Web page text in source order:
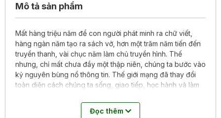
Mô tả sản phẩm
Mất hàng triệu năm để con người phát minh ra chữ viết,
hàng ngàn năm tạo ra sách vở, hơn một trăm năm tiến đến
truyền thanh, vài chục năm làm chủ truyền hình. Thế
nhưng, chỉ mất chưa đầy một thập niên, chúng ta bước vào
kỷ nguyên bùng nổ thông tin. Thế giới mạng đã thay đổi
toàn diện cách chúng ta sống, giao tiếp, học hành và làm
Sống ảo, ảo bao nhiêu cho vừa?là bức tranh chi tiết về thời
Đọc thêm